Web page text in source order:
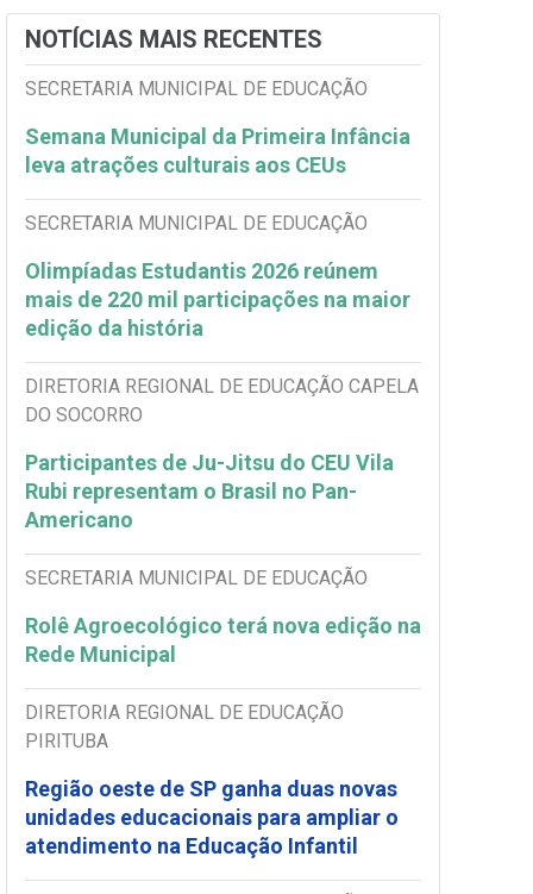
NOTÍCIAS MAIS RECENTES
SECRETARIA MUNICIPAL DE EDUCAÇÃO
Semana Municipal da Primeira Infância
leva atrações culturais aos CEUs
SECRETARIA MUNICIPAL DE EDUCAÇÃO
Olimpíadas Estudantis 2026 reúnem
mais de 220 mil participações na maior
edição da história
DIRETORIA REGIONAL DE EDUCAÇÃO CAPELA
DO SOCORRO
Participantes de Ju-Jitsu do CEU Vila
Rubi representam o Brasil no Pan-
Americano
SECRETARIA MUNICIPAL DE EDUCAÇÃO
Rolê Agroecológico terá nova edição na
Rede Municipal
DIRETORIA REGIONAL DE EDUCAÇÃO
PIRITUBA
Região oeste de SP ganha duas novas
unidades educacionais para ampliar o
atendimento na Educação Infantil